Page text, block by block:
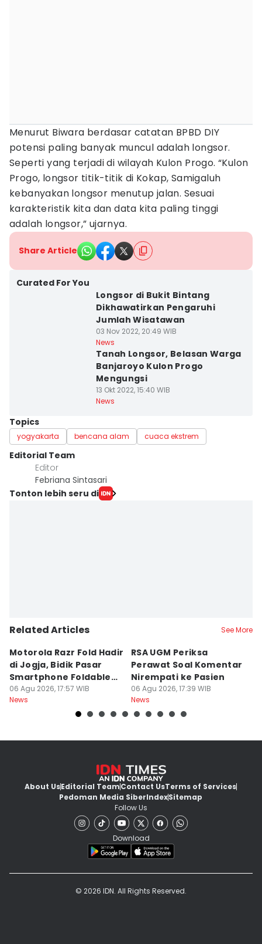
Menurut Biwara berdasar catatan BPBD DIY
potensi paling banyak muncul adalah longsor.
Seperti yang terjadi di wilayah Kulon Progo. “Kulon
Progo, longsor titik-titik di Kokap, Samigaluh
kebanyakan longsor menutup jalan. Sesuai
karakteristik kita dan data kita paling tinggi
adalah longsor,” ujarnya.
Share Article
Curated For You
Longsor di Bukit Bintang
Dikhawatirkan Pengaruhi
Jumlah Wisatawan
03 Nov 2022, 20:49 WIB
News
Tanah Longsor, Belasan Warga
Banjaroyo Kulon Progo
Mengungsi
13 Okt 2022, 15:40 WIB
News
Topics
yogyakarta bencana alam cuaca ekstrem
Editorial Team
Editor
Febriana Sintasari
Tonton lebih seru di
Related Articles See More
Motorola Razr Fold Hadir
di Jogja, Bidik Pasar
Smartphone Foldable
Premium
06 Agu 2026, 17:57 WIB
News
RSA UGM Periksa
Perawat Soal Komentar
Nirempati ke Pasien
06 Agu 2026, 17:39 WIB
News
About UsEditorial TeamContact UsTerms of Services
Pedoman Media SiberIndexSitemap
Follow Us
Download
© 2026 IDN. All Rights Reserved.